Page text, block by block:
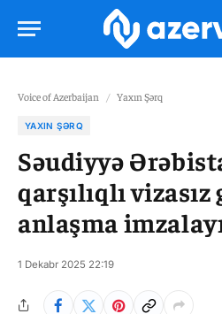
Voice of Azerbaijan / Yaxın Şərq
YAXIN ŞƏRQ
Səudiyyə
qarşılıqlı
anlaşma
1 Dekabr 2025 22:19